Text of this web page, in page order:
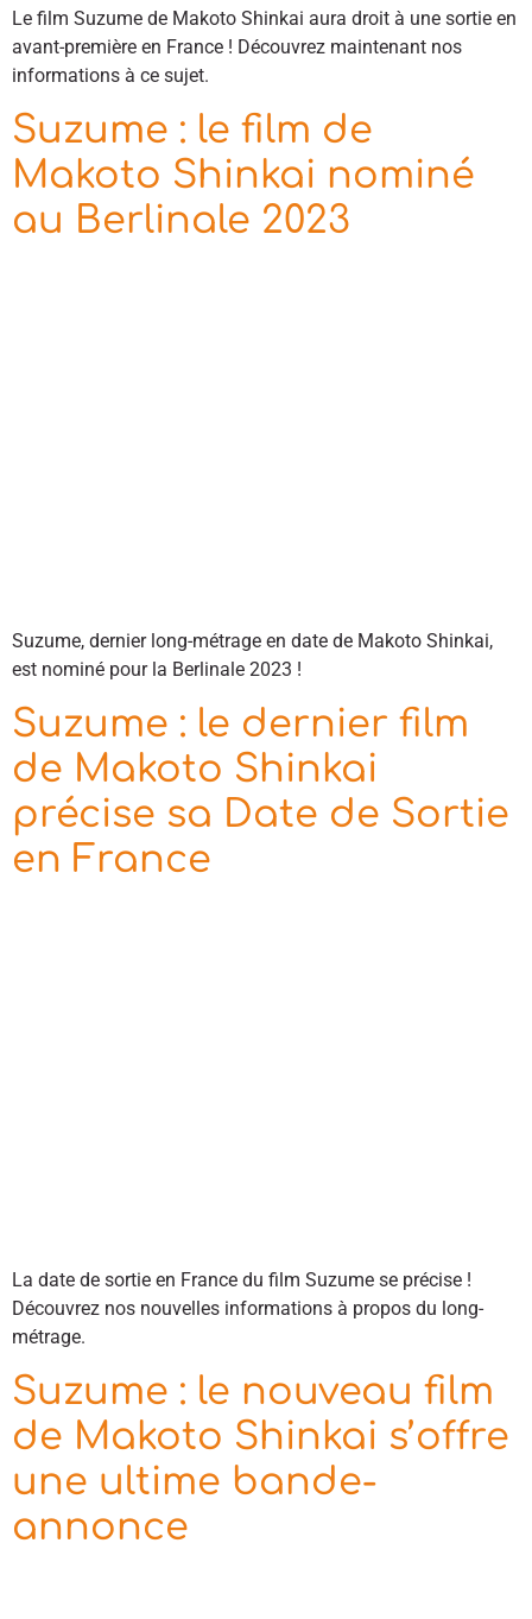
Le film Suzume de Makoto Shinkai aura droit à une sortie en
avant-première en France ! Découvrez maintenant nos
informations à ce sujet.
Suzume : le film de
Makoto Shinkai nominé
au Berlinale 2023
Suzume, dernier long-métrage en date de Makoto Shinkai,
est nominé pour la Berlinale 2023 !
Suzume : le dernier film
de Makoto Shinkai
précise sa Date de Sortie
en France
La date de sortie en France du film Suzume se précise !
Découvrez nos nouvelles informations à propos du long-
métrage.
Suzume : le nouveau film
de Makoto Shinkai s’offre
une ultime bande-
annonce